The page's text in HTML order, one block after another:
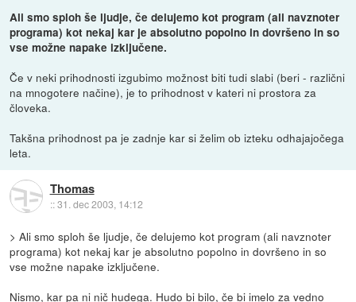
Ali smo sploh še ljudje, če delujemo kot program (ali navznoter
programa) kot nekaj kar je absolutno popolno in dovršeno in so
vse možne napake izključene.
Če v neki prihodnosti izgubimo možnost biti tudi slabi (beri - različni
na mnogotere načine), je to prihodnost v kateri ni prostora za
človeka.
Takšna prihodnost pa je zadnje kar si želim ob izteku odhajajočega
leta.
Thomas
::31. dec 2003, 14:12
> Ali smo sploh še ljudje, če delujemo kot program (ali navznoter
programa) kot nekaj kar je absolutno popolno in dovršeno in so
vse možne napake izključene.
Nismo, kar pa ni nič hudega. Hudo bi bilo, če bi imelo za vedno